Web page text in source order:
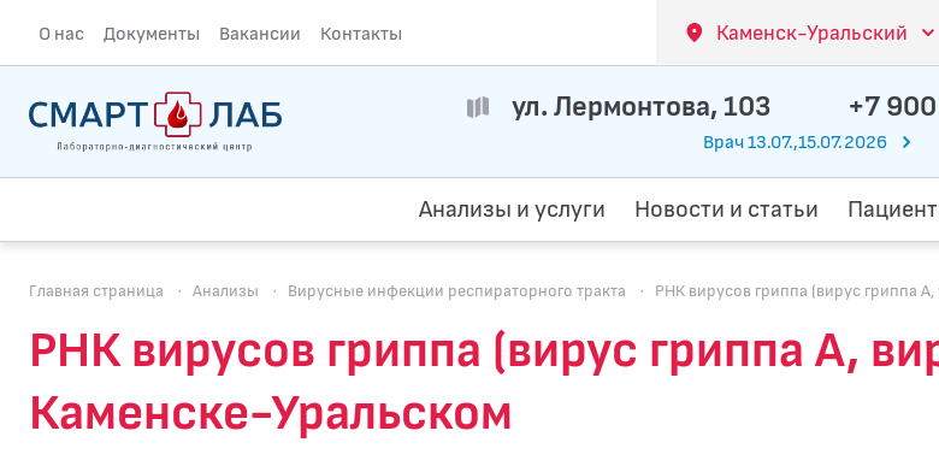
О нас Документы Вакансии Контакты Каменск-Уральский
ул. Лермонтова, 103 +7
Врач 13.07.,15.07.2026
Анализы и услуги Новости и статьи
Главная страница · Анализы · Вирусные инфекции респираторного тракта · РНК вирусов гриппа (вирус гриппа
РНК вирусов гриппа (вирус гриппа А,
Каменске-Уральском